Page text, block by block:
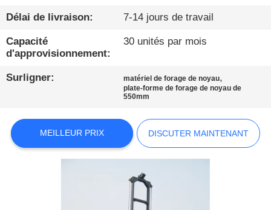
VISITE
D'USINE
CONTRÔLE
CONTACTEZ-
Délai de livraison: 7-14 jours de travail
Capacité
d'approvisionnement:
30 unités par mois
Surligner: matériel de forage de noyau,
plate-forme de forage de noyau de
550mm
MEILLEUR PRIX DISCUTER MAINTENANT